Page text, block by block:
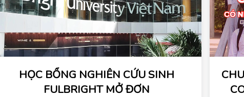
HỌC BỔNG NGHIÊN CỨU SINH
FULBRIGHT MỞ ĐƠN